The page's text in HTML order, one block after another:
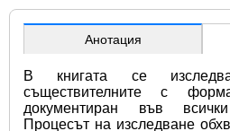
Анотация
В книгата се
съществителните с
документиран във
Процесът на изследване